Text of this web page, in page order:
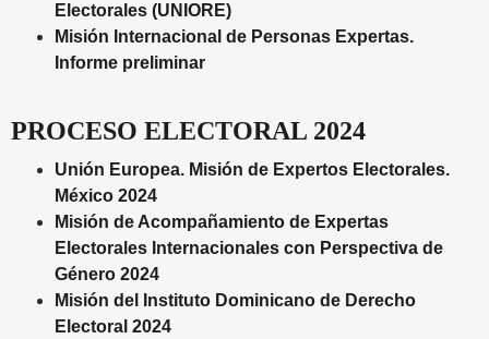
Electorales (UNIORE)
Misión Internacional de Personas Expertas.
Informe preliminar
PROCESO ELECTORAL 2024
Unión Europea. Misión de Expertos Electorales.
México 2024
Misión de Acompañamiento de Expertas
Electorales Internacionales con Perspectiva de
Género 2024
Misión del Instituto Dominicano de Derecho
Electoral 2024